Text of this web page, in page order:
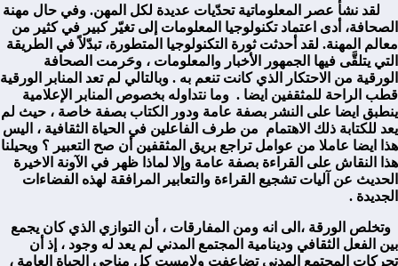
لقد نشأ عصر المعلوماتية تحدّيات عديدة لكل المهن. وفي حال مهنة
الصحافة، أدى اعتماد تكنولوجيا المعلومات إلى تغيّر كبير في كثير من
معالم المهنة. لقد أحدثت ثورة التكنولوجيا المتطورة، تبدّلاً في الطريقة
التي يتلقَّى فيها الجمهور الأخبار والمعلومات ، وحَرمت الصحافة
الورقية من الاحتكار الذي كانت تنعم به . وبالتالي لم تعد المنابر الورقية
قطب الراحة للمثقفين ايضا . وما نتداوله بخصوص المنابر الإعلامية
ينطبق ايضا على النشر بصفة عامة ودور الكتاب بصفة خاصة ، حيث لم
يعد للكتابة ذلك الاهتمام من طرف الفاعلين في الحياة الثقافية ، اليس
هذا ايضا عاملا من عوامل تراجع بريق المثقفين أن صح التعبير ؟ ويحيلنا
هذا النقاش على القراءة بصفة عامة وإلا لماذا ظهر في الآونة الاخيرة
الحديث عن آليات تشجيع القراءة والتعابير المرافقة لهذه الفضاءات
الجديدة .
وتخلص الورقة ،الى انه ومن المفارقات ، أن التوازي الذي كان يجمع
بين الفعل الثقافي ودينامية المجتمع المدني لم يعد له وجود ، إذ أن
تحركات المجتمع المدني تضاعفت ولامست كل مناحي الحياة العامة ،